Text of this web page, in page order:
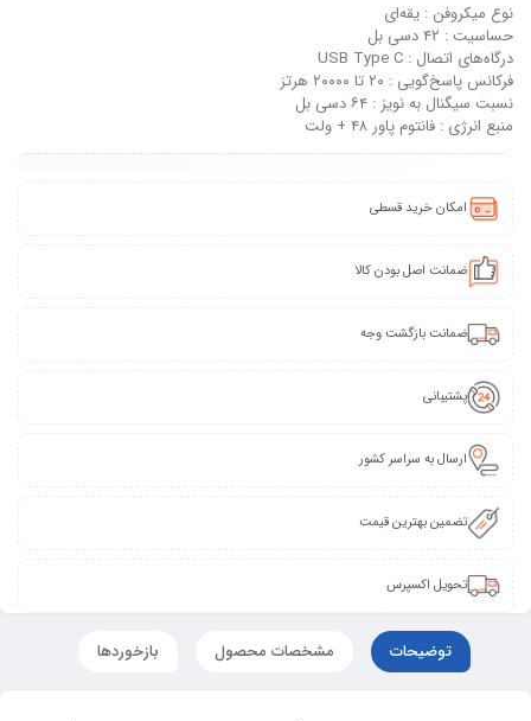
نوع میکروفن : یقه‌ای
حساسیت : ۴۲ دسی بل
درگاه‌های اتصال : USB Type C
فرکانس پاسخ‌گویی : ۲۰ تا ۲۰۰۰۰ هرتز
نسبت سیگنال به نویز : ۶۴ دسی بل
منبع انرژی : فانتوم پاور ۴۸ + ولت
امکان خرید قسطی
ضمانت اصل بودن کالا
ضمانت بازگشت وجه
پشتیبانی
ارسال به سراسر کشور
تضمین بهترین قیمت
تحویل اکسپرس
توضیحات مشخصات محصول بازخوردها